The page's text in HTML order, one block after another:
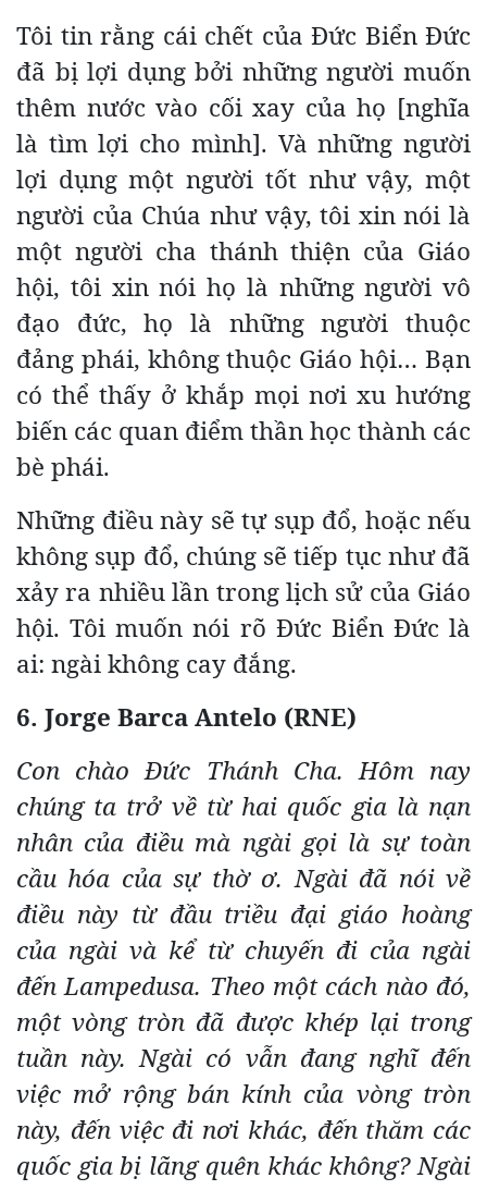
Tôi tin rằng cái chết của Đức Biển Đức
đã bị lợi dụng bởi những người muốn
thêm nước vào cối xay của họ [nghĩa
là tìm lợi cho mình]. Và những người
lợi dụng một người tốt như vậy, một
người của Chúa như vậy, tôi xin nói là
một người cha thánh thiện của Giáo
hội, tôi xin nói họ là những người vô
đạo đức, họ là những người thuộc
đảng phái, không thuộc Giáo hội… Bạn
có thể thấy ở khắp mọi nơi xu hướng
biến các quan điểm thần học thành các
bè phái.
Những điều này sẽ tự sụp đổ, hoặc nếu
không sụp đổ, chúng sẽ tiếp tục như đã
xảy ra nhiều lần trong lịch sử của Giáo
hội. Tôi muốn nói rõ Đức Biển Đức là
ai: ngài không cay đắng.
6. Jorge Barca Antelo (RNE)
Con chào Đức Thánh Cha. Hôm nay
chúng ta trở về từ hai quốc gia là nạn
nhân của điều mà ngài gọi là sự toàn
cầu hóa của sự thờ ơ. Ngài đã nói về
điều này từ đầu triều đại giáo hoàng
của ngài và kể từ chuyến đi của ngài
đến Lampedusa. Theo một cách nào đó,
một vòng tròn đã được khép lại trong
tuần này. Ngài có vẫn đang nghĩ đến
việc mở rộng bán kính của vòng tròn
này, đến việc đi nơi khác, đến thăm các
quốc gia bị lãng quên khác không? Ngài